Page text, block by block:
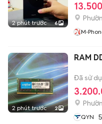
2 phút trước 6
M-
2 phút trước 2
RAM
Đã sử
QYN